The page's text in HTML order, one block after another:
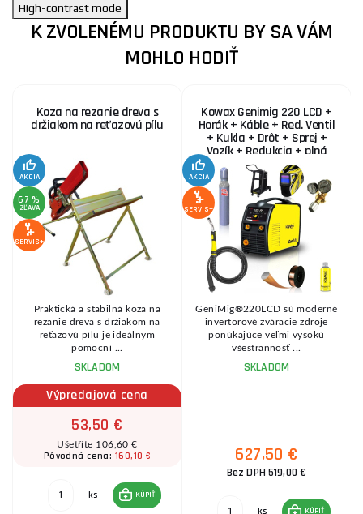
High-contrast mode
K ZVOLENÉMU PRODUKTU BY SA VÁM
MOHLO HODIŤ
Koza na rezanie dreva s
držiakom na reťazovú pílu
AKCIA
67 %
ZĽAVA
SERVIS+
Praktická a stabilná koza na
rezanie dreva s držiakom na
reťazovú pílu je ideálnym
pomocní ...
SKLADOM
Výpredajová cena
53,50 €
Ušetříte 106,60 €
Pôvodná cena:160,10 €
ks KÚPIŤ
Kowax Genimig 220 LCD +
Horák + Káble + Red. Ventil
+ Kukla + Drôt + Sprej +
Vozík + Redukcia + plná
Fľaša Co2
AKCIA
SERVIS+
GeniMig®220LCD sú moderné
invertorové zváracie zdroje
ponúkajúce veľmi vysokú
všestrannosť ...
SKLADOM
627,50 €
Bez DPH 519,00 €
ks KÚPIŤ